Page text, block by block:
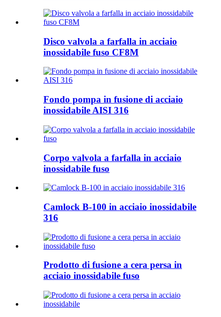
Disco valvola a farfalla in acciaio
inossidabile fuso CF8M
Fondo pompa in fusione di acciaio
inossidabile AISI 316
Corpo valvola a farfalla in acciaio
inossidabile fuso
Camlock B-100 in acciaio inossidabile
316
Prodotto di fusione a cera persa in
acciaio inossidabile fuso